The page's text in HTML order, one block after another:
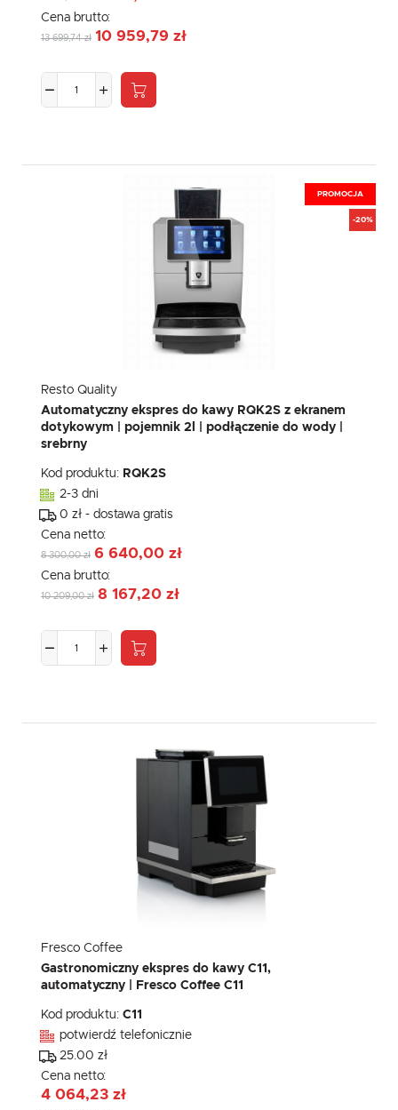
Cena brutto:
13 699,74 zł 10 959,79 zł
PROMOCJA
-20%
Resto Quality
Automatyczny ekspres do kawy RQK2S z ekranem
dotykowym | pojemnik 2l | podłączenie do wody |
srebrny
Kod produktu: RQK2S
2-3 dni
0 zł - dostawa gratis
Cena netto:
8 300,00 zł 6 640,00 zł
Cena brutto:
10 209,00 zł 8 167,20 zł
Fresco Coffee
Gastronomiczny ekspres do kawy C11,
automatyczny | Fresco Coffee C11
Kod produktu: C11
potwierdź telefonicznie
25.00 zł
Cena netto:
4 064,23 zł